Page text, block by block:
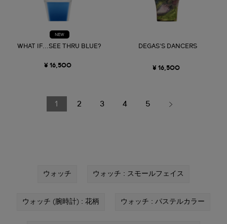
NEW
WHAT IF...SEE THRU BLUE?
¥ 16,500
DEGAS'S DANCERS
¥ 16,500
1 2 3 4 5
ウォッチ ウォッチ : スモールフェイス
ウォッチ (腕時計) : 花柄 ウォッチ : パステルカラー